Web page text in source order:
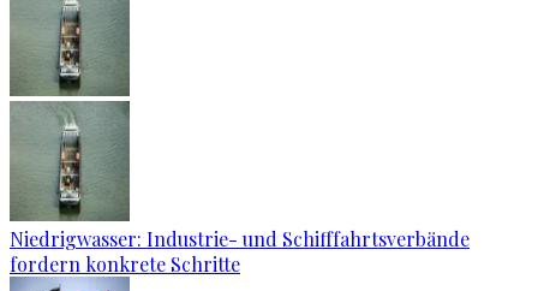
Niedrigwasser: Industrie- und Schifffahrtsverbände
fordern konkrete Schritte